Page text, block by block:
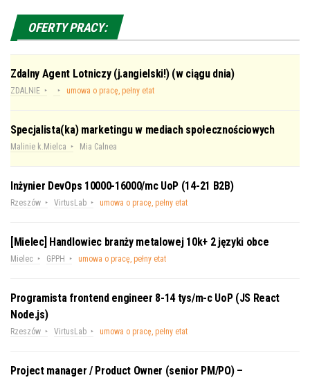
OFERTY PRACY:
Zdalny Agent Lotniczy (j.angielski!) (w ciągu dnia)
ZDALNIE umowa o pracę, pełny etat
Specjalista(ka) marketingu w mediach społecznościowych
Malinie k.Mielca Mia Calnea
Inżynier DevOps 10000-16000/mc UoP (14-21 B2B)
Rzeszów VirtusLab umowa o pracę, pełny etat
[Mielec] Handlowiec branży metalowej 10k+ 2 języki obce
Mielec GPPH umowa o pracę, pełny etat
Programista frontend engineer 8-14 tys/m-c UoP (JS React
Node.js)
Rzeszów VirtusLab umowa o pracę, pełny etat
Project manager / Product Owner (senior PM/PO) –